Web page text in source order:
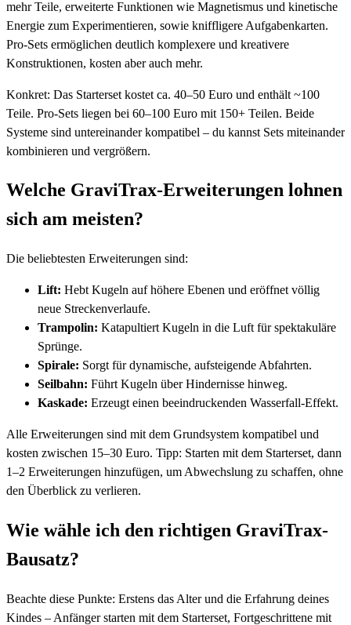
mehr Teile, erweiterte Funktionen wie Magnetismus und kinetische
Energie zum Experimentieren, sowie kniffligere Aufgabenkarten.
Pro-Sets ermöglichen deutlich komplexere und kreativere
Konstruktionen, kosten aber auch mehr.
Konkret: Das Starterset kostet ca. 40–50 Euro und enthält ~100
Teile. Pro-Sets liegen bei 60–100 Euro mit 150+ Teilen. Beide
Systeme sind untereinander kompatibel – du kannst Sets miteinander
kombinieren und vergrößern.
Welche GraviTrax-Erweiterungen lohnen
sich am meisten?
Die beliebtesten Erweiterungen sind:
Lift: Hebt Kugeln auf höhere Ebenen und eröffnet völlig
neue Streckenverlaufe.
Trampolin: Katapultiert Kugeln in die Luft für spektakuläre
Sprünge.
Spirale: Sorgt für dynamische, aufsteigende Abfahrten.
Seilbahn: Führt Kugeln über Hindernisse hinweg.
Kaskade: Erzeugt einen beeindruckenden Wasserfall-Effekt.
Alle Erweiterungen sind mit dem Grundsystem kompatibel und
kosten zwischen 15–30 Euro. Tipp: Starten mit dem Starterset, dann
1–2 Erweiterungen hinzufügen, um Abwechslung zu schaffen, ohne
den Überblick zu verlieren.
Wie wähle ich den richtigen GraviTrax-
Bausatz?
Beachte diese Punkte: Erstens das Alter und die Erfahrung deines
Kindes – Anfänger starten mit dem Starterset, Fortgeschrittene mit